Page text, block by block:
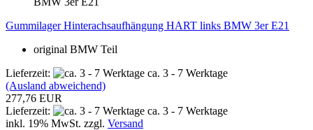
Gummilager Hinterachsaufhängung HART links BMW 3er E21
original BMW Teil
Lieferzeit:
ca. 3 - 7 Werktage
(Ausland abweichend)
277,76 EUR
Lieferzeit:
ca. 3 - 7 Werktage
inkl. 19% MwSt. zzgl. Versand